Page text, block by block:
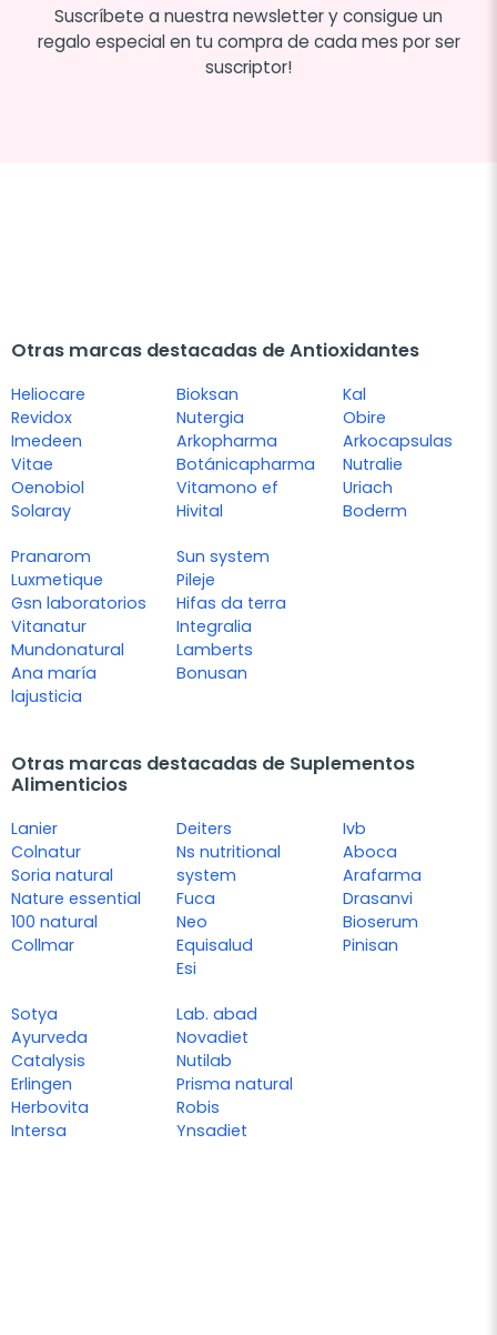
Suscríbete a nuestra newsletter y consigue un
regalo especial en tu compra de cada mes por ser
suscriptor!
Otras marcas destacadas de Antioxidantes
Heliocare
Revidox
Imedeen
Vitae
Oenobiol
Solaray
Bioksan
Nutergia
Arkopharma
Botánicapharma
Vitamono ef
Hivital
Kal
Obire
Arkocapsulas
Nutralie
Uriach
Boderm
Pranarom
Luxmetique
Gsn laboratorios
Vitanatur
Mundonatural
Ana maría
lajusticia
Sun system
Pileje
Hifas da terra
Integralia
Lamberts
Bonusan
Otras marcas destacadas de Suplementos
Alimenticios
Lanier
Colnatur
Soria natural
Nature essential
100 natural
Collmar
Deiters
Ns nutritional
system
Fuca
Neo
Equisalud
Esi
Ivb
Aboca
Arafarma
Drasanvi
Bioserum
Pinisan
Sotya
Ayurveda
Catalysis
Erlingen
Herbovita
Intersa
Lab. abad
Novadiet
Nutilab
Prisma natural
Robis
Ynsadiet